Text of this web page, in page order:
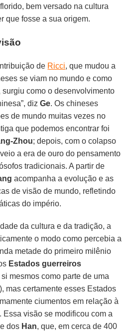
bem versado na cultura
que fosse a sua origem.
de Ricci, que mudou a
se viam no mundo e como
surgiu como o desenvolvimento
dizGe. Os chineses
de mundo muitas vezes no
que podemos encontrar foi
Zhou; depois, com o colapso
a era de ouro do pensamento
tradicionais. A partir de
acompanha a evolução e as
de visão de mundo, refletindo
do império.
da cultura e da tradição, a
o modo como percebia a
metade do primeiro milênio
Estados guerreiros
mesmos como parte de uma
), mas certamente esses Estados
ciumentos em relação à
Essa visão se modificou com a
e dos Han, que, em cerca de 400